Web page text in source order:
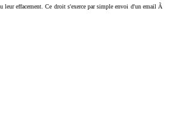
effacement. Ce droit s'exerce par simple envoi d'un email Ã